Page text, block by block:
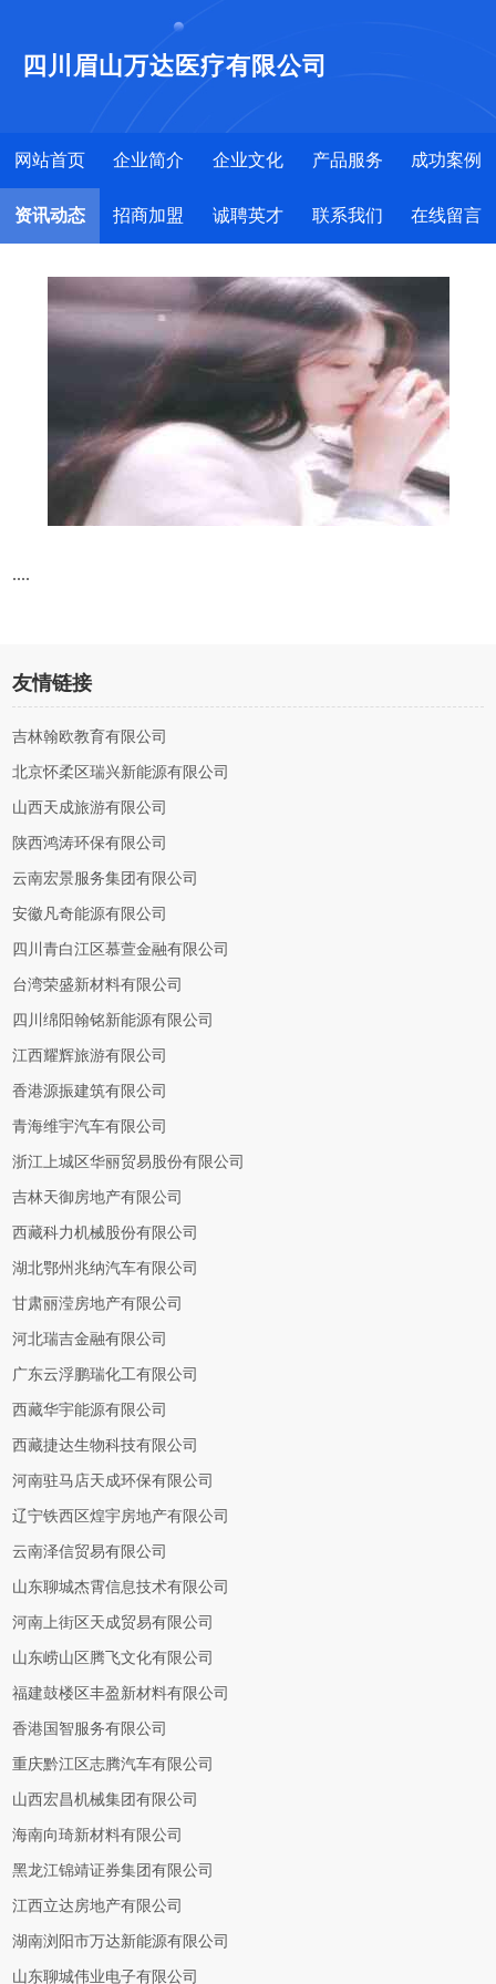
四川眉山万达医疗有限公司
网站首页 企业简介 企业文化 产品服务 成功案例
资讯动态 招商加盟 诚聘英才 联系我们 在线留言
....
友情链接
吉林翰欧教育有限公司
北京怀柔区瑞兴新能源有限公司
山西天成旅游有限公司
陕西鸿涛环保有限公司
云南宏景服务集团有限公司
安徽凡奇能源有限公司
四川青白江区慕萱金融有限公司
台湾荣盛新材料有限公司
四川绵阳翰铭新能源有限公司
江西耀辉旅游有限公司
香港源振建筑有限公司
青海维宇汽车有限公司
浙江上城区华丽贸易股份有限公司
吉林天御房地产有限公司
西藏科力机械股份有限公司
湖北鄂州兆纳汽车有限公司
甘肃丽滢房地产有限公司
河北瑞吉金融有限公司
广东云浮鹏瑞化工有限公司
西藏华宇能源有限公司
西藏捷达生物科技有限公司
河南驻马店天成环保有限公司
辽宁铁西区煌宇房地产有限公司
云南泽信贸易有限公司
山东聊城杰霄信息技术有限公司
河南上街区天成贸易有限公司
山东崂山区腾飞文化有限公司
福建鼓楼区丰盈新材料有限公司
香港国智服务有限公司
重庆黔江区志腾汽车有限公司
山西宏昌机械集团有限公司
海南向琦新材料有限公司
黑龙江锦靖证券集团有限公司
江西立达房地产有限公司
湖南浏阳市万达新能源有限公司
山东聊城伟业电子有限公司